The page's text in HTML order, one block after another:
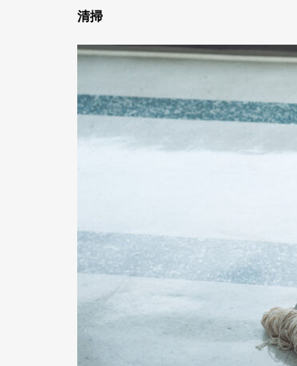
オフィス清掃・店舗清掃や環境衛生管
清掃